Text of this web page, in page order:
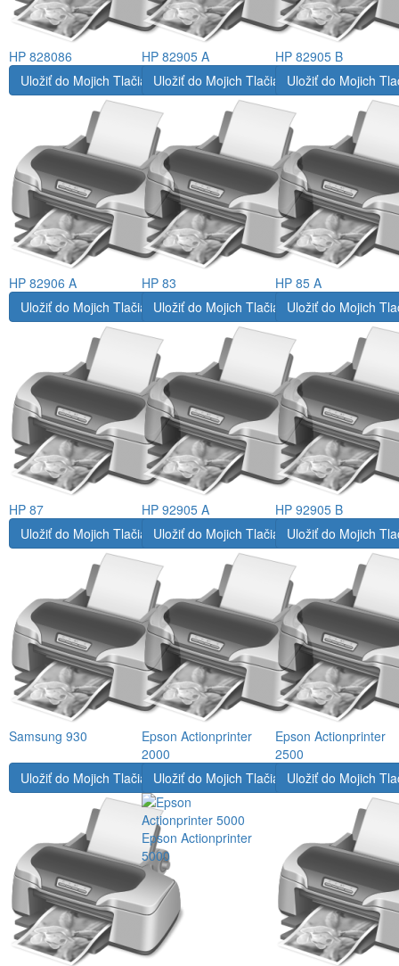
HP 828086 HP 82905 A
HP 82905 B
Uložiť do Mojich Tlačiarní
HP 82906 A
Uložiť do Mojich Tlačiarní
HP 83
Uložiť do Mojich
HP 85 A
Uložiť do Mojich Tlačiarní
HP 87
Uložiť do Mojich Tlačiarní
HP 92905 A
Uložiť do Mojich
HP 92905 B
Uložiť do Mojich Tlačiarní
Samsung 930
Uložiť do Mojich Tlačiarní
Epson Actionprinter
2000
Uložiť do Mojich
Epson Actionprinter
2500
Uložiť do Mojich TlačiarníUložiť do Mojich Tlačiarní
Epson Actionprinter
5000
Uložiť do Mojich